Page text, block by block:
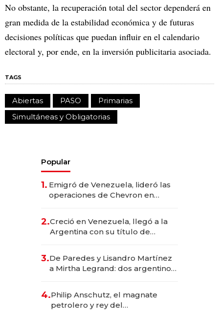
No obstante, la recuperación total del sector dependerá en
gran medida de la estabilidad económica y de futuras
decisiones políticas que puedan influir en el calendario
electoral y, por ende, en la inversión publicitaria asociada.
TAGS
Abiertas PASO
Primarias
Simultáneas y Obligatorias
Popular
1. Emigró de Venezuela, lideró las
operaciones de Chevron en
2.Creció en Venezuela, llegó a la
Argentina con su título de
las marcas "fast premium"
3.De Paredes y Lisandro Martínez
a Mirtha Legrand: dos argentinos
4.Philip Anschutz, el magnate
petrolero y rey del